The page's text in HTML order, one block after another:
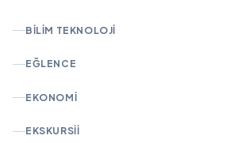
BILIM TEKNOLOJI
EĞLENCE
EKONOMI
EKSKURSII